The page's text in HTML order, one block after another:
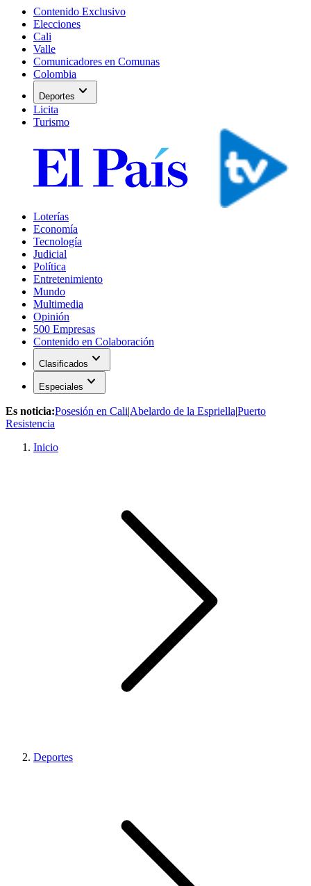
Contenido Exclusivo
Elecciones
Cali
Valle
Comunicadores en Comunas
Colombia
Deportes expand_more
Licita
Turismo
Loterías
Economía
Tecnología
Judicial
Política
Entretenimiento
Mundo
Multimedia
Opinión
500 Empresas
Contenido en Colaboración
Clasificados expand_more
Especiales expand_more
Es noticia:Posesión en Cali|Abelardo de la Espriella|Puerto
Resistencia
Inicio
Deportes